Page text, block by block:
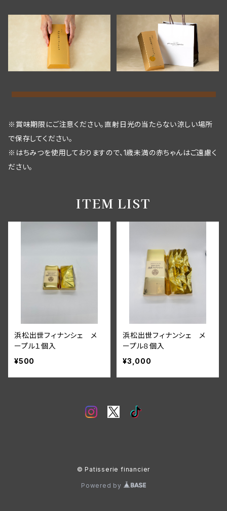
※賞味期限にご注意ください。直射日光の当たらない涼しい場所
で保存してください。
※はちみつを使用しておりますので、1歳未満の赤ちゃんはご遠慮く
ださい。
ITEM LIST
浜松出世フィナンシェ メ
ープル１個入
¥500
浜松出世フィナンシェ メ
ープル８個入
¥3,000
© Patisserie financier
Powered by